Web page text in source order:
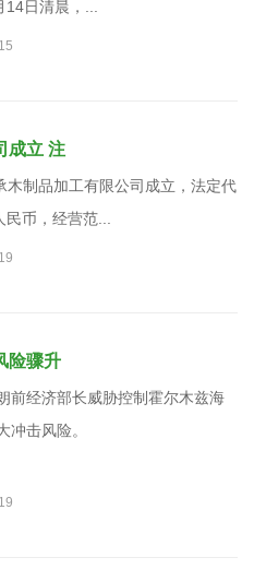
日清晨，...
成立 注
木制品加工有限公司成立，法定代
币，经营范...
险骤升
前经济部长威胁控制霍尔木兹海
冲击风险。